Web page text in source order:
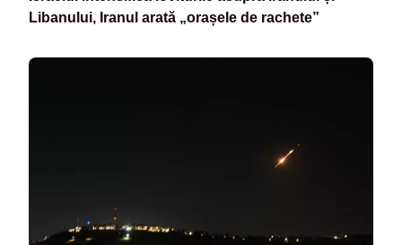
Libanului, Iranul arată „orașele de rachete”